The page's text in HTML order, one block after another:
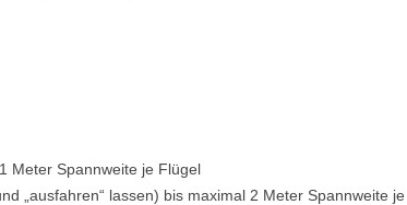
Meter Spannweite je Flügel
„ausfahren“ lassen) bis maximal 2 Meter Spannweite je